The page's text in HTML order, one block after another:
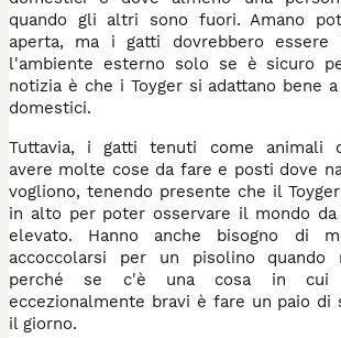
quando gli altri sono fuori. Amano
aperta, ma i gatti dovrebbero essere
l'ambiente esterno solo se è sicuro
notizia è che i Toyger si adattano bene
domestici.
Tuttavia, i gatti tenuti come animali
avere molte cose da fare e posti dove
vogliono, tenendo presente che il
in alto per poter osservare il mondo
elevato. Hanno anche bisogno di
accoccolarsi per un pisolino quando
perché se c'è una cosa in cui
eccezionalmente bravi è fare un paio di
il giorno.